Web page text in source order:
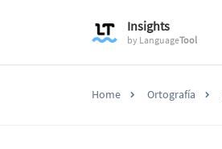
Insights
by LanguageTool
Home Ortografía